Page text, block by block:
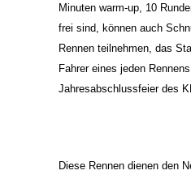
Minuten warm-up, 10
frei sind, können auch
Rennen teilnehmen, das
Fahrer eines jeden
Jahresabschlussfeier des
Diese Rennen dienen den